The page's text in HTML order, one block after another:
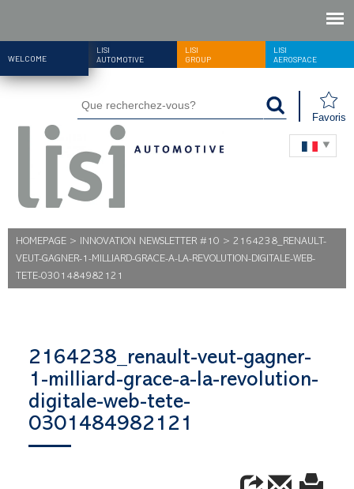
WELCOME
LISI
AUTOMOTIVE
LISI
GROUP
LISI
AEROSPACE
Favoris
HOMEPAGE > INNOVATION NEWSLETTER #10 > 2164238_RENAULT-
VEUT-GAGNER-1-MILLIARD-GRACE-A-LA-REVOLUTION-DIGITALE-WEB-
TETE-0301484982121
2164238_renault-veut-gagner-
1-milliard-grace-a-la-revolution-
digitale-web-tete-
0301484982121